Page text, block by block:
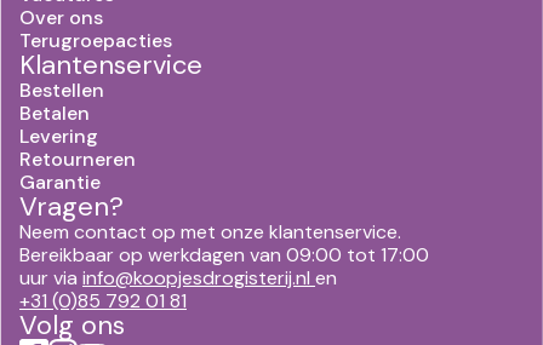
Over ons
Terugroepacties
Klantenservice
Bestellen
Betalen
Levering
Retourneren
Garantie
Vragen?
Neem contact op met onze klantenservice.
Bereikbaar op werkdagen van 09:00 tot 17:00
uur via info@koopjesdrogisterij.nl en
+31 (0)85 792 01 81
Volg ons